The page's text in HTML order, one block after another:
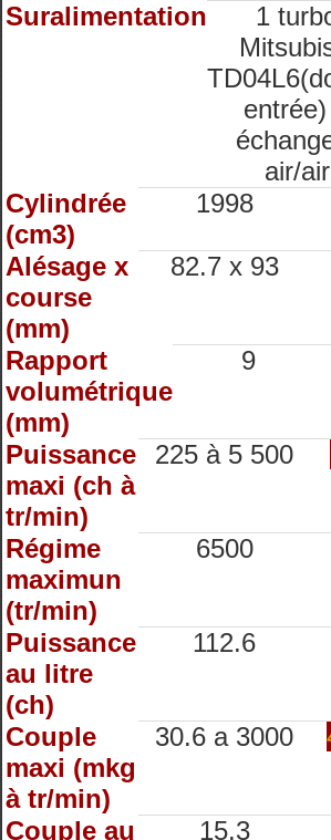
Suralimentation
1
air/air
Cylindrée
(cm3)
1998
Alésage x
course
(mm)
82.7 x 93
Rapport
volumétrique
(mm)
9
Puissance
maxi (ch à
tr/min)
225 à 5 500
Régime
maximun
(tr/min)
6500
Puissance
au litre
(ch)
112.6
Couple
maxi (mkg
à tr/min)
30.6 a 3000
Couple au 15.3